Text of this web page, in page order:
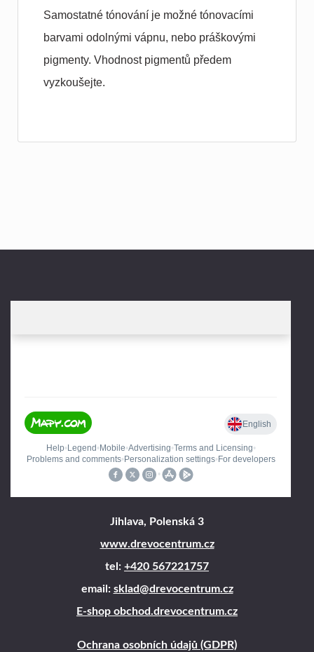
Samostatné tónování je možné tónovacími
barvami odolnými vápnu, nebo práškovými
pigmenty. Vhodnost pigmentů předem
vyzkoušejte.
Jihlava, Polenská 3
www.drevocentrum.cz
tel: +420 567221757
email: sklad@drevocentrum.cz
E-shop obchod.drevocentrum.cz
Ochrana osobních údajů (GDPR)